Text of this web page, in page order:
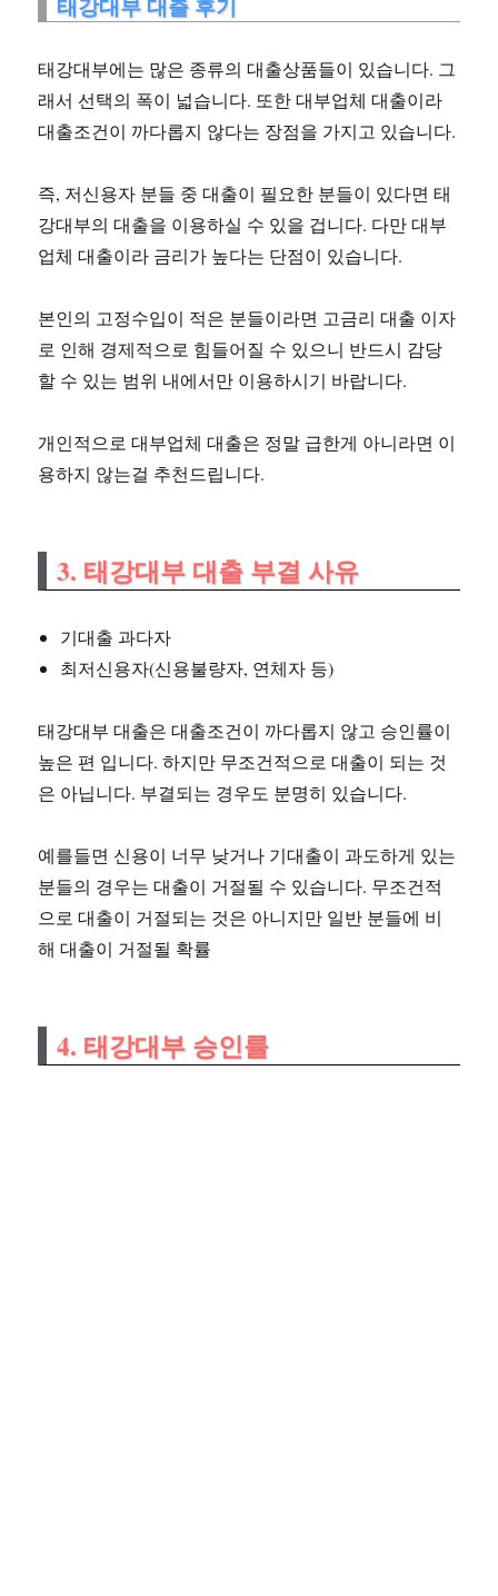
태강대부 대출 후기
태강대부에는 많은 종류의 대출상품들이 있습니다. 그
래서 선택의 폭이 넓습니다. 또한 대부업체 대출이라
대출조건이 까다롭지 않다는 장점을 가지고 있습니다.
즉, 저신용자 분들 중 대출이 필요한 분들이 있다면 태
강대부의 대출을 이용하실 수 있을 겁니다. 다만 대부
업체 대출이라 금리가 높다는 단점이 있습니다.
본인의 고정수입이 적은 분들이라면 고금리 대출 이자
로 인해 경제적으로 힘들어질 수 있으니 반드시 감당
할 수 있는 범위 내에서만 이용하시기 바랍니다.
개인적으로 대부업체 대출은 정말 급한게 아니라면 이
용하지 않는걸 추천드립니다.
3. 태강대부 대출 부결 사유
기대출 과다자
최저신용자(신용불량자, 연체자 등)
태강대부 대출은 대출조건이 까다롭지 않고 승인률이
높은 편 입니다. 하지만 무조건적으로 대출이 되는 것
은 아닙니다. 부결되는 경우도 분명히 있습니다.
예를들면 신용이 너무 낮거나 기대출이 과도하게 있는
분들의 경우는 대출이 거절될 수 있습니다. 무조건적
으로 대출이 거절되는 것은 아니지만 일반 분들에 비
해 대출이 거절될 확률
4. 태강대부 승인률